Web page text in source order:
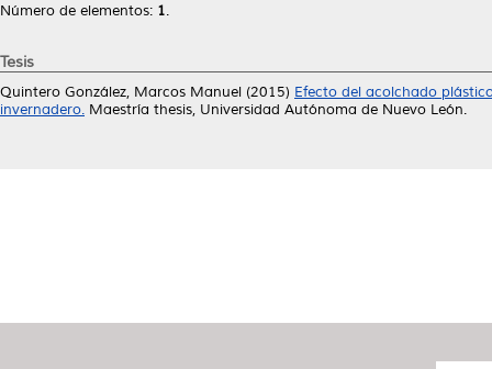
Número de elementos: 1.
Tesis
Quintero González, Marcos Manuel (2015) Efecto del acolchado
invernadero. Maestría thesis, Universidad Autónoma de Nuevo León.